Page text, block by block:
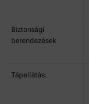
Biztonsági
berendezések
Tápellátás: